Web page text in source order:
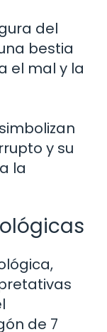
del
bestia
el mal y la
y su
la
de 7